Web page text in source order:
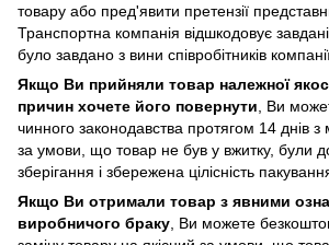
товару або пред'явити претензії
Транспортна компанія відшкодовує
було завдано з вини співробітників
Якщо Ви прийняли товар належної
причин хочете його повернути , Ви
чинного законодавства протягом 14 днів
за умови, що товар не був у вжитку, були
зберігання і збережена цілісність
Якщо Ви отримали товар з явними
виробничого браку , Ви можете